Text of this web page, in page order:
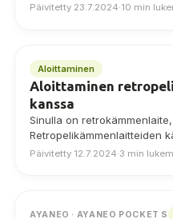
Päivitetty 23.7.2024·10 min
Aloittaminen
Aloittaminen
kanssa
Sinulla on
Retropelikämmenlaitteiden
oppaastamme näet, miten
Päivitetty 12.7.2024·3 min
AYANEO · AYANEO POCKET S